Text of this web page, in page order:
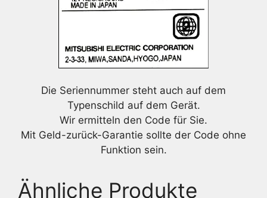
Die Seriennummer steht auch auf dem
Typenschild auf dem Gerät.
Wir ermitteln den Code für Sie.
Mit Geld-zurück-Garantie sollte der Code ohne
Funktion sein.
Ähnliche Produkte